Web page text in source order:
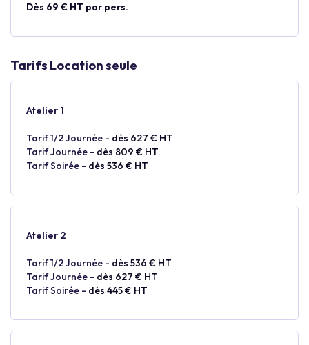
Dès 69 € HT par pers.
Tarifs Location seule
Atelier 1
Tarif 1/2 Journée - dès 627 € HT
Tarif Journée - dès 809 € HT
Tarif Soirée - dès 536 € HT
Atelier 2
Tarif 1/2 Journée - dès 536 € HT
Tarif Journée - dès 627 € HT
Tarif Soirée - dès 445 € HT